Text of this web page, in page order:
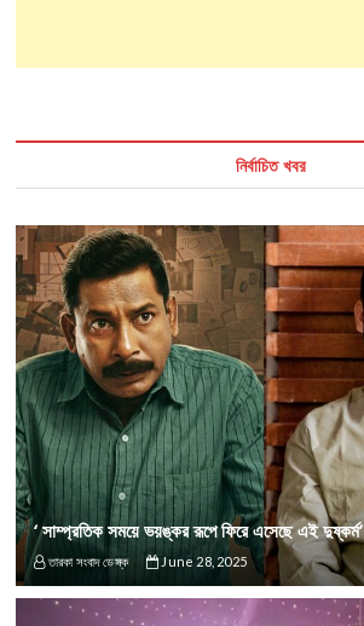
নির্বাচিত খবর
‘ সাম্প্রতিক সময়ে ভয়ঙ্কর রূপে ফিরে এসেছে এই দুষ্কর্ম’
তারকা সংবাদ ডেস্ক June 28, 2025